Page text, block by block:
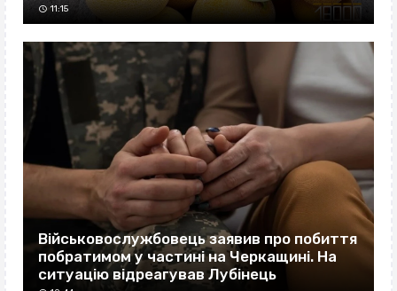
11:15
Військовослужбовець заявив про побиття
побратимом у частині на Черкащині. На
ситуацію відреагував Лубінець